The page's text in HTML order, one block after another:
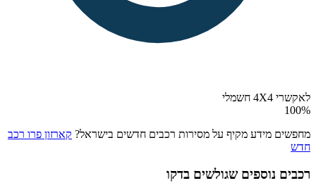
לאקשרי 4X4 חשמלי
100%
מחפשים מידע מקיף על מסירות רכבים חדשים בישראל? קארזון פרו רכב
חדש
רכבים נוספים שגולשים בדקו